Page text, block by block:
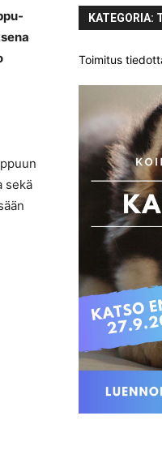
sekä
KATEGORIA:
Toimitus